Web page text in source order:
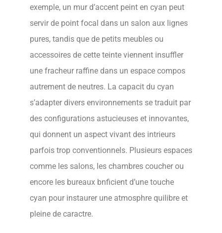
exemple, un mur d’accent peint en cyan peut
servir de point focal dans un salon aux lignes
pures, tandis que de petits meubles ou
accessoires de cette teinte viennent insuffler
une fracheur raffine dans un espace compos
autrement de neutres. La capacit du cyan
s’adapter divers environnements se traduit par
des configurations astucieuses et innovantes,
qui donnent un aspect vivant des intrieurs
parfois trop conventionnels. Plusieurs espaces
comme les salons, les chambres coucher ou
encore les bureaux bnficient d’une touche
cyan pour instaurer une atmosphre quilibre et
pleine de caractre.